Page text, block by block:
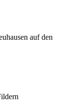
auf den